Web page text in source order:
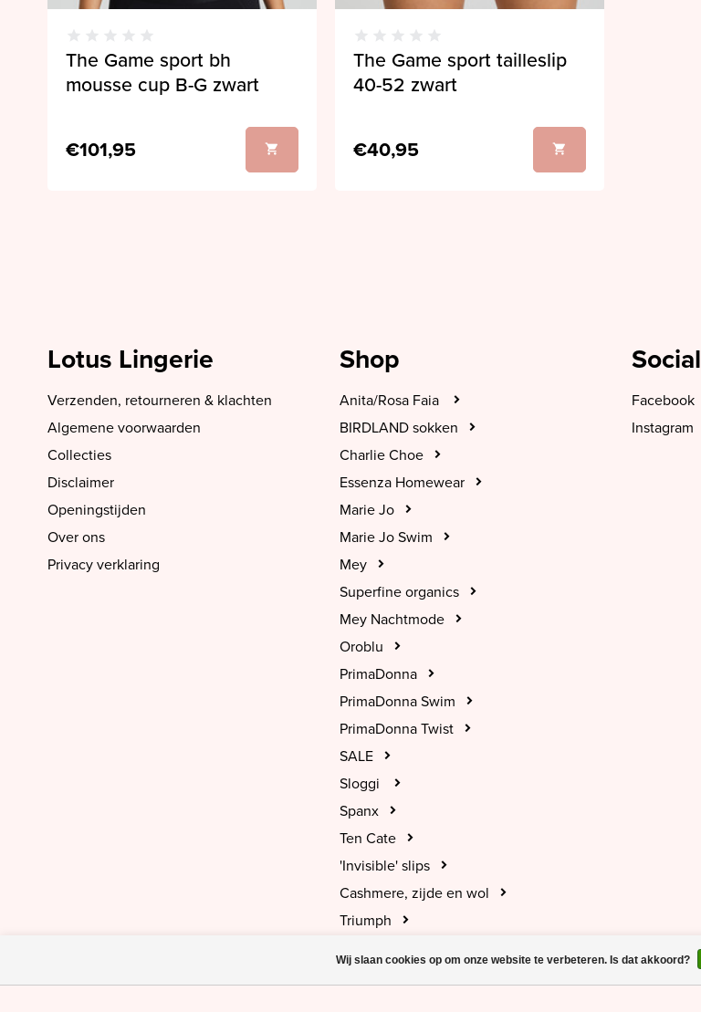
The Game sport bh
mousse cup B-G zwart
€101,95
The Game sport tailleslip
40-52 zwart
€40,95
Lotus Lingerie
Verzenden, retourneren & klachten
Algemene voorwaarden
Collecties
Disclaimer
Openingstijden
Over ons
Privacy verklaring
Shop
Anita/Rosa Faia
BIRDLAND sokken
Charlie Choe
Essenza Homewear
Marie Jo
Marie Jo Swim
Mey
Superfine organics
Mey Nachtmode
Oroblu
PrimaDonna
PrimaDonna Swim
PrimaDonna Twist
SALE
Sloggi
Spanx
Ten Cate
'Invisible' slips
Cashmere, zijde en wol
Triumph
Social
Facebook
Instagram
Wij slaan cookies op om onze website te verbeteren. Is dat akkoord?